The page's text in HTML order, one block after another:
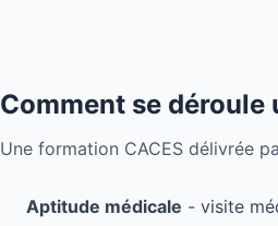
Comment se déroule
Une formation CACES délivrée
Aptitude médicale - visite